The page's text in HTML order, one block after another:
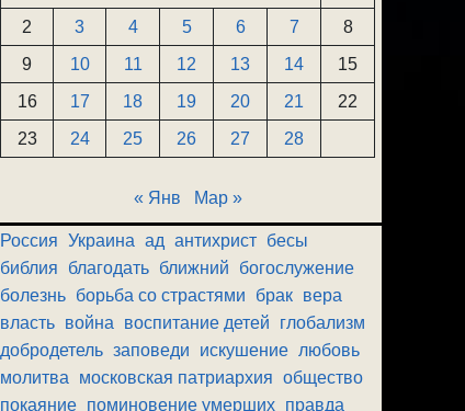
2
3 4 5 6 7
8
9
10 11 12 13 14
15
16
17 18 19 20 21
22
23
24 25 26 27 28
« Янв Мар »
Россия Украина ад антихрист бесы
библия
благодать ближний
богослужение
болезнь борьба со страстями брак вера
власть война воспитание детей
глобализм
добродетель заповеди искушение любовь
молитва
московская патриархия
общество
покаяние поминовение умерших правда